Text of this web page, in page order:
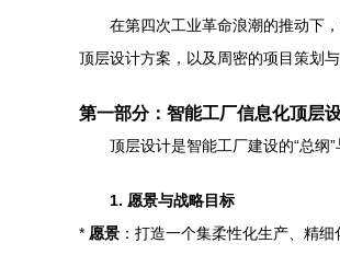
在第四次工业革命浪潮的推动下
顶层设计方案，以及周密的项目策划
第一部分：智能工厂信息化顶层
顶层设计是智能工厂建设的“总纲
1. 愿景与战略目标
* 愿景 ：打造一个集柔性化生产、精